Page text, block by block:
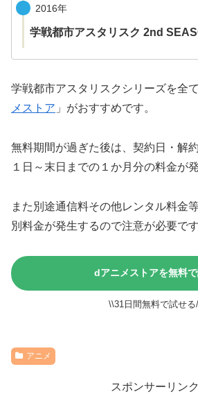
2016年
学戦都市アスタリスク 2nd
学戦都市アスタリスクシリーズを全
メストア 」がおすすめです。
無料期間が過ぎた後は、契約日・解
１日～末日までの１か月分の料金が
また別途通信料その他レンタル料金
別料金が発生するので注意が必要です
dアニメストアを無料
\\31日間無料で試せる
アニメ
スポンサーリンク